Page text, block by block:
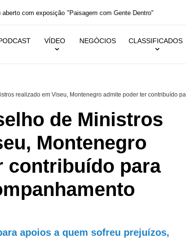
com exposição "Paisagem com Gente Dentro"
VÍDEO NEGÓCIOS CLASSIFICADOS
realizado em Viseu, Montenegro admite poder ter contribuído
de Ministros
Montenegro
contribuído para
apoios a quem sofreu prejuízos,